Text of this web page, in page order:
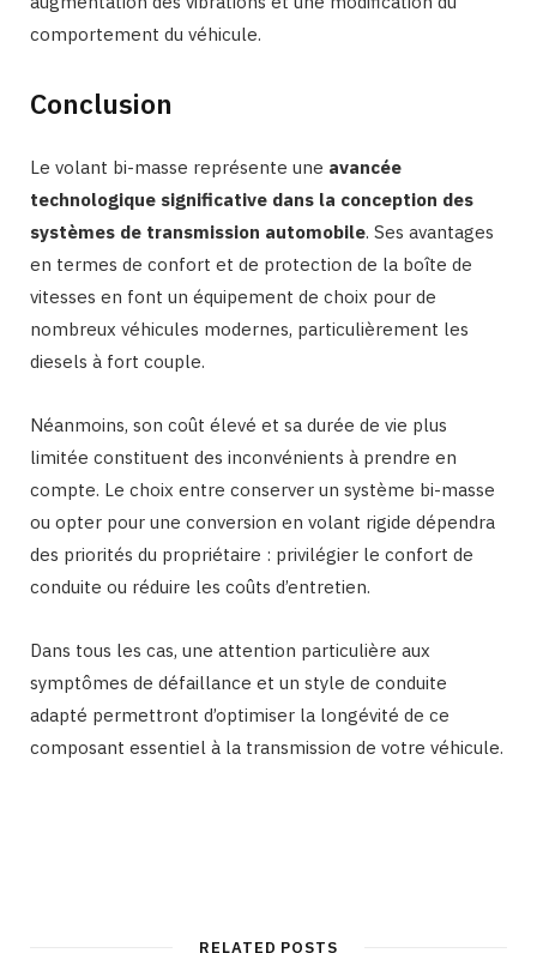
comportement du véhicule.
Conclusion
Le volant bi-masse représente une avancée
technologique significative dans la conception des
systèmes de transmission automobile. Ses avantages
en termes de confort et de protection de la boîte de
vitesses en font un équipement de choix pour de
nombreux véhicules modernes, particulièrement les
diesels à fort couple.
Néanmoins, son coût élevé et sa durée de vie plus
limitée constituent des inconvénients à prendre en
compte. Le choix entre conserver un système bi-masse
ou opter pour une conversion en volant rigide dépendra
des priorités du propriétaire : privilégier le confort de
conduite ou réduire les coûts d’entretien.
Dans tous les cas, une attention particulière aux
symptômes de défaillance et un style de conduite
adapté permettront d’optimiser la longévité de ce
composant essentiel à la transmission de votre véhicule.
RELATED POSTS